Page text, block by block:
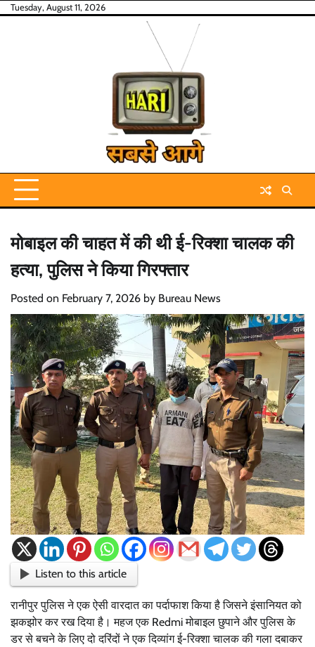
SkipTuesday, August 11, 2026
मोबाइल की चाहत में की थी ई-रिक्शा चालक की
हत्या, पुलिस ने किया गिरफ्तार
Posted on February 7, 2026 by Bureau News
Listen to this article
रानीपुर पुलिस ने एक ऐसी वारदात का पर्दाफाश किया है जिसने इंसानियत को
झकझोर कर रख दिया है। महज एक Redmi मोबाइल छुपाने और पुलिस के
डर से बचने के लिए दो दरिंदों ने एक दिव्यांग ई-रिक्शा चालक की गला दबाकर